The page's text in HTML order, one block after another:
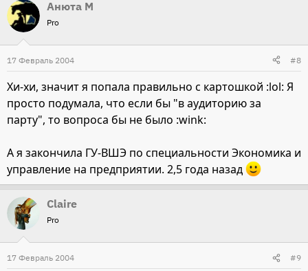
Анюта М
Pro
17 Февраль 2004 #8
Хи-хи, значит я попала правильно с картошкой :lol: Я
просто подумала, что если бы "в аудиторию за
парту", то вопроса бы не было :wink:
А я закончила ГУ-ВШЭ по специальности Экономика и
управление на предприятии. 2,5 года назад
Claire
Pro
17 Февраль 2004 #9